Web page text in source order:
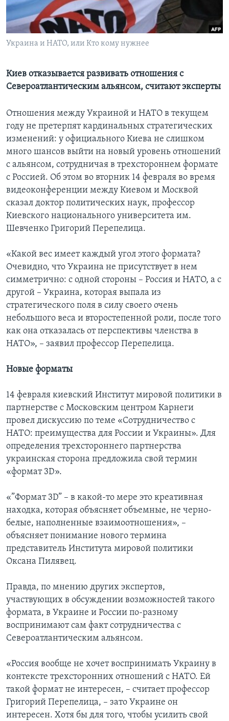
Learning English
СОЦИАЛЬНЫЕ СЕТИ
Языки
Украина и НАТО, или Кто кому нужнее
Киев отказывается развивать отношения с
Североатлантическим альянсом, считают эксперты
Отношения между Украиной и НАТО в текущем
году не претерпят кардинальных стратегических
изменений: у официального Киева не слишком
много шансов выйти на новый уровень отношений
с альянсом, сотрудничая в трехстороннем формате
с Россией. Об этом во вторник 14 февраля во время
видеоконференции между Киевом и Москвой
сказал доктор политических наук, профессор
Киевского национального университета им.
Шевченко Григорий Перепелица.
«Какой вес имеет каждый угол этого формата?
Очевидно, что Украина не присутствует в нем
симметрично: с одной стороны – Россия и НАТО, а с
другой – Украина, которая выпала из
стратегического поля в силу своего очень
небольшого веса и второстепенной роли, после того
как она отказалась от перспективы членства в
НАТО», – заявил профессор Перепелица.
Новые форматы
14 февраля киевский Институт мировой политики в
партнерстве с Московским центром Карнеги
провел дискуссию по теме «Сотрудничество с
НАТО: преимущества для России и Украины». Для
определения трехстороннего партнерства
украинская сторона предложила свой термин
«формат 3D».
«”Формат 3D” – в какой-то мере это креативная
находка, которая объясняет объемные, не черно-
белые, наполненные взаимоотношения», –
объясняет понимание нового термина
представитель Института мировой политики
Оксана Пилявец.
Правда, по мнению других экспертов,
участвующих в обсуждении возможностей такого
формата, в Украине и России по-разному
воспринимают сам факт сотрудничества с
Североатлантическим альянсом.
«Россия вообще не хочет воспринимать Украину в
контексте трехсторонних отношений с НАТО. Ей
такой формат не интересен, – считает профессор
Григорий Перепелица, – зато Украине он
интересен. Хотя бы для того, чтобы усилить свой